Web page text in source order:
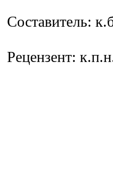
Составитель:
Рецензент: